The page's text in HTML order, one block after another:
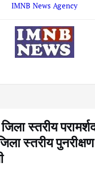
IMNB News Agency
स्तरीय
स्तरीय